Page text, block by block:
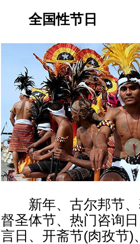
全国性节日
新年、古尔邦节、
督圣体节、热门咨询
言日、开斋节(肉孜节)